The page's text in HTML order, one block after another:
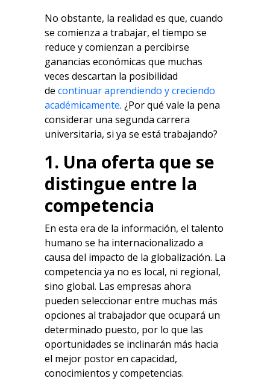
No obstante, la realidad es que, cuando
se comienza a trabajar, el tiempo se
reduce y comienzan a percibirse
ganancias económicas que muchas
veces descartan la posibilidad
de continuar aprendiendo y creciendo
académicamente. ¿Por qué vale la pena
considerar una segunda carrera
universitaria, si ya se está trabajando?
1. Una oferta que se
distingue entre la
competencia
En esta era de la información, el talento
humano se ha internacionalizado a
causa del impacto de la globalización. La
competencia ya no es local, ni regional,
sino global. Las empresas ahora
pueden seleccionar entre muchas más
opciones al trabajador que ocupará un
determinado puesto, por lo que las
oportunidades se inclinarán más hacia
el mejor postor en capacidad,
conocimientos y competencias.